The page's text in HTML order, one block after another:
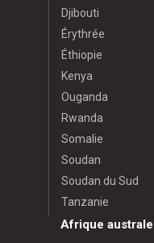
Djibouti
Érythrée
Éthiopie
Kenya
Ouganda
Rwanda
Somalie
Soudan
Soudan du Sud
Tanzanie
Afrique